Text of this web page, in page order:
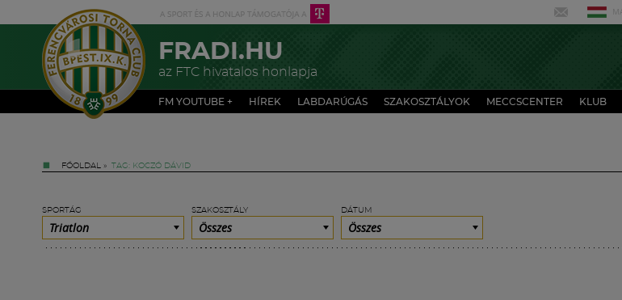
FRADI.HU
az FTC hivatalos honlapja
FM YOUTUBE + HÍREK LABDARÚGÁS SZAKOSZTÁLYOK MECCSCENTER KLUB
FŐOLDAL » TAG: KOCZÓ DÁVID
SPORTÁG
Triatlon
SZAKOSZTÁLY
Összes
DÁTUM
Összes